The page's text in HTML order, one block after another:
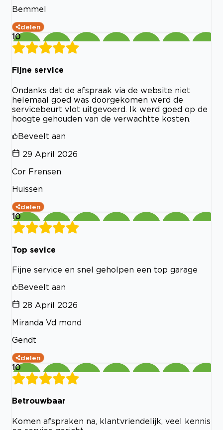
Bemmel
delen
10
Fijne service
Ondanks dat de afspraak via de website niet
helemaal goed was doorgekomen werd de
servicebeurt vlot uitgevoerd. Ik werd goed op de
hoogte gehouden van de verwachtte kosten.
Beveelt aan
29 April 2026
Cor Frensen
Huissen
delen
10
Top sevice
Fijne service en snel geholpen een top garage
Beveelt aan
28 April 2026
Miranda Vd mond
Gendt
delen
10
Betrouwbaar
Komen afspraken na, klantvriendelijk, veel kennis